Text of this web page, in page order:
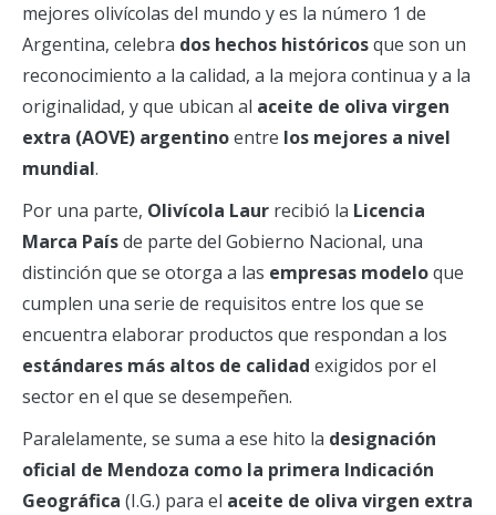
mejores olivícolas del mundo y es la número 1 de
Argentina, celebra dos hechos históricosque son un
reconocimiento a la calidad, a la mejora continua y a la
originalidad, y que ubican al aceite de oliva virgen
extra (AOVE) argentinoentre los mejores a nivel
mundial.
Por una parte, Olivícola Laur recibió la Licencia
Marca Paísde parte del Gobierno Nacional, una
distinción que se otorga a las empresas modeloque
cumplen una serie de requisitos entre los que se
encuentra elaborar productos que respondan a los
estándares más altos de calidad exigidos por el
sector en el que se desempeñen.
Paralelamente, se suma a ese hito la designación
oficial de Mendoza como la primera Indicación
Geográfica (I.G.) para el aceite de oliva virgen extra